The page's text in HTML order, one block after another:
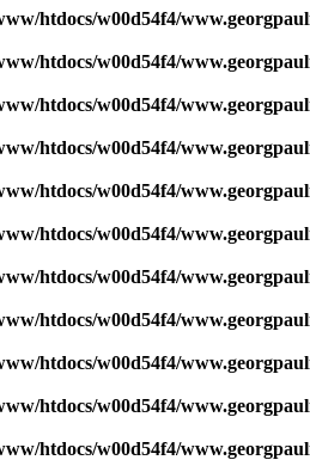
htdocs/w00d54f4/
htdocs/w00d54f4/
htdocs/w00d54f4/
htdocs/w00d54f4/
htdocs/w00d54f4/
htdocs/w00d54f4/
htdocs/w00d54f4/
htdocs/w00d54f4/
htdocs/w00d54f4/
htdocs/w00d54f4/
htdocs/w00d54f4/